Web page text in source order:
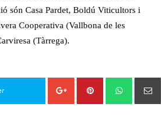
són Casa Pardet, Boldú Viticultors i
Cooperativa (Vallbona de les
(Tàrrega).